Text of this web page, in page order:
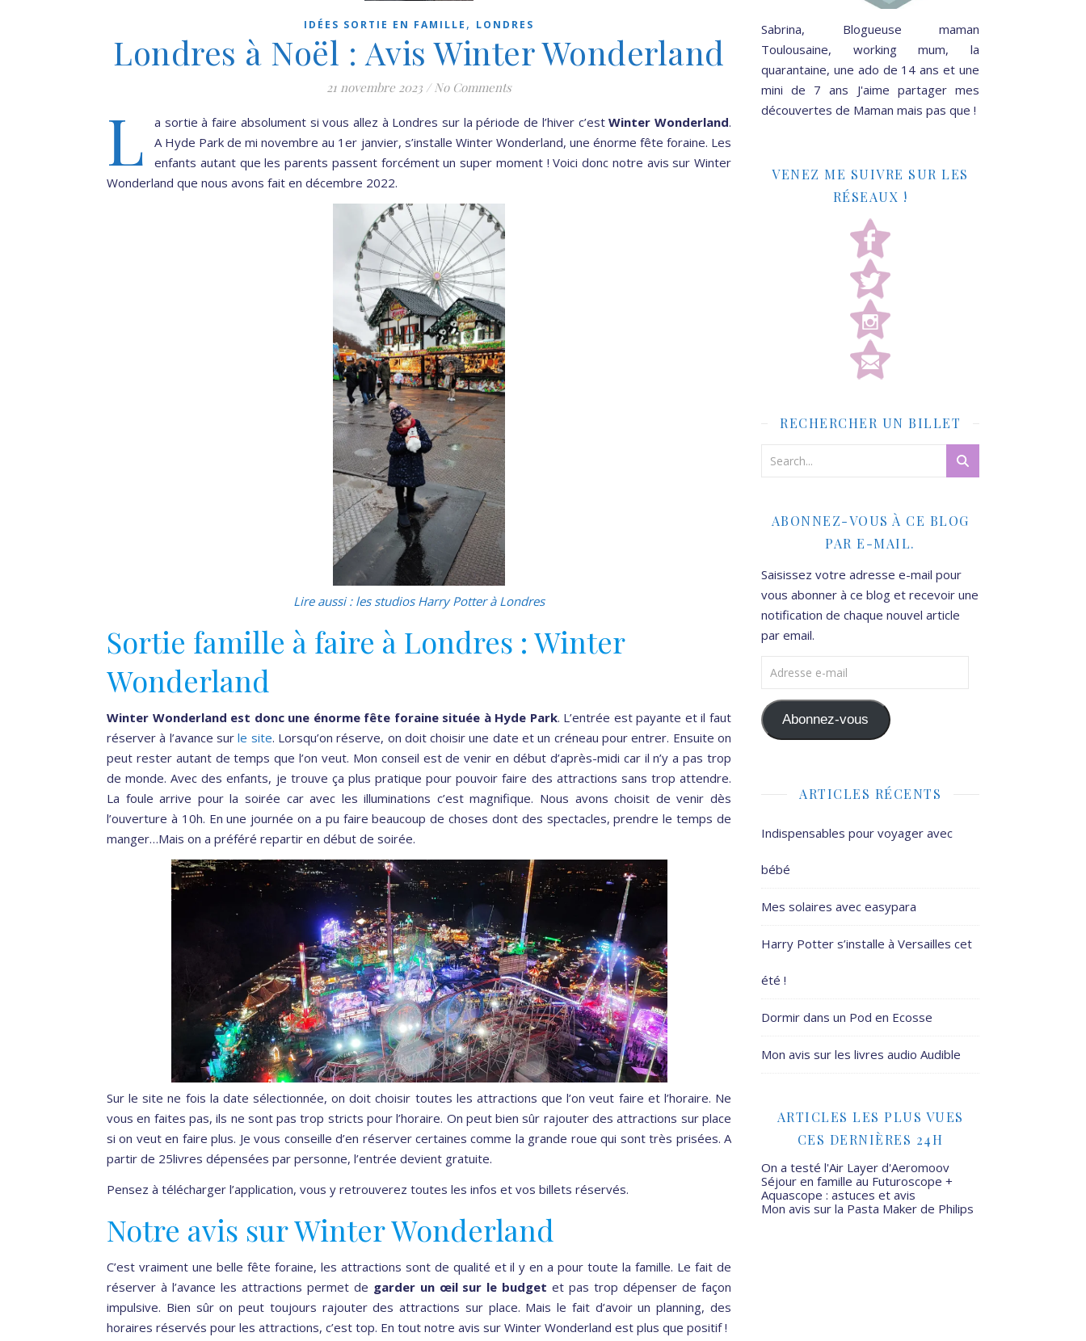
IDÉES SORTIE EN FAMILLE , LONDRES
Londres à Noël : Avis Winter Wonderland
21 novembre 2023 / No Comments
L a sortie à faire absolument si vous allez à Londres sur la période de l’hiver c’estWinter Wonderland.
A Hyde Park de mi novembre au 1er janvier, s’installe Winter Wonderland, une énorme fête foraine. Les
enfants autant que les parents passent forcément un super moment ! Voici donc notre avis sur Winter
Wonderland que nous avons fait en décembre 2022.
Lire aussi : les studios Harry Potter à Londres
Sortie famille à faire à Londres : Winter
Wonderland
Winter Wonderland est donc une énorme fête foraine située à Hyde Park. L’entrée est payante et il faut
réserver à l’avance surle site. Lorsqu’on réserve, on doit choisir une date et un créneau pour entrer. Ensuite on
peut rester autant de temps que l’on veut. Mon conseil est de venir en début d’après-midi car il n’y a pas trop
de monde. Avec des enfants, je trouve ça plus pratique pour pouvoir faire des attractions sans trop attendre.
La foule arrive pour la soirée car avec les illuminations c’est magnifique. Nous avons choisit de venir dès
l’ouverture à 10h. En une journée on a pu faire beaucoup de choses dont des spectacles, prendre le temps de
manger…Mais on a préféré repartir en début de soirée.
Sur le site ne fois la date sélectionnée, on doit choisir toutes les attractions que l’on veut faire et l’horaire. Ne
vous en faites pas, ils ne sont pas trop stricts pour l’horaire. On peut bien sûr rajouter des attractions sur place
si on veut en faire plus. Je vous conseille d’en réserver certaines comme la grande roue qui sont très prisées. A
partir de 25livres dépensées par personne, l’entrée devient gratuite.
Pensez à télécharger l’application, vous y retrouverez toutes les infos et vos billets réservés.
Notre avis sur Winter Wonderland
C’est vraiment une belle fête foraine, les attractions sont de qualité et il y en a pour toute la famille. Le fait de
réserver à l’avance les attractions permet de garder un œil sur le budget et pas trop dépenser de façon
impulsive. Bien sûr on peut toujours rajouter des attractions sur place. Mais le fait d’avoir un planning, des
horaires réservés pour les attractions, c’est top. En tout notre avis sur Winter Wonderland est plus que positif !
Sabrina, Blogueuse maman
Toulousaine, working mum, la
quarantaine, une ado de 14 ans et une
mini de 7 ans J'aime partager mes
découvertes de Maman mais pas que !
VENEZ ME SUIVRE SUR LES
RÉSEAUX !
RECHERCHER UN BILLET
ABONNEZ-VOUS À CE BLOG
PAR E-MAIL.
Saisissez votre adresse e-mail pour
vous abonner à ce blog et recevoir une
notification de chaque nouvel article
par email.
Adresse e-mail
Abonnez-vous
ARTICLES RÉCENTS
Indispensables pour voyager avec
bébé
Mes solaires avec easypara
Harry Potter s’installe à Versailles cet
été !
Dormir dans un Pod en Ecosse
Mon avis sur les livres audio Audible
ARTICLES LES PLUS VUES
CES DERNIÈRES 24H
On a testé l'Air Layer d'Aeromoov
Séjour en famille au Futuroscope +
Aquascope : astuces et avis
Mon avis sur la Pasta Maker de Philips